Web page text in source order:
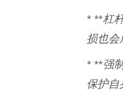
* **杠
损也会
* **强
保护自